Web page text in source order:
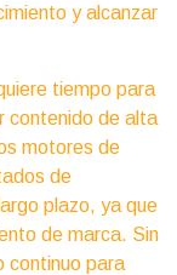
y alcanzar
tiempo para
contenido de alta
motores de
de
plazo, ya que
de marca. Sin
continuo para